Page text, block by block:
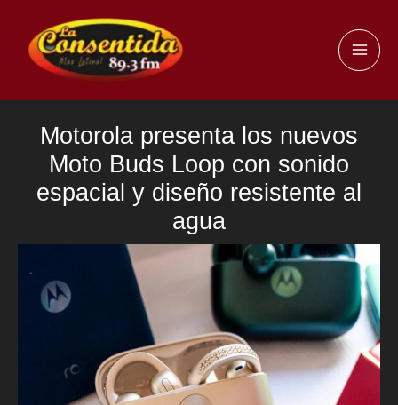
contenido
Motorola presenta los nuevos
Moto Buds Loop con sonido
espacial y diseño resistente al
agua